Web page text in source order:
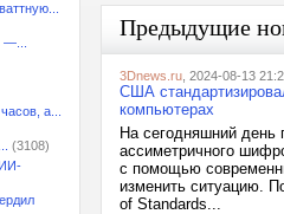
—...
а...
(3108)
ИИ-
Предыдущие
3Dnews.ru , 2024-08-13
США
компьютерах
На сегодняшний день
ассиметричного
с помощью
изменить ситуацию.
of Standards...